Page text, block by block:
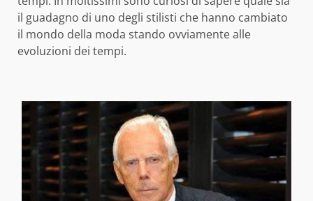
il guadagno di uno degli stilisti che hanno cambiato
il mondo della moda stando ovviamente alle
evoluzioni dei tempi.